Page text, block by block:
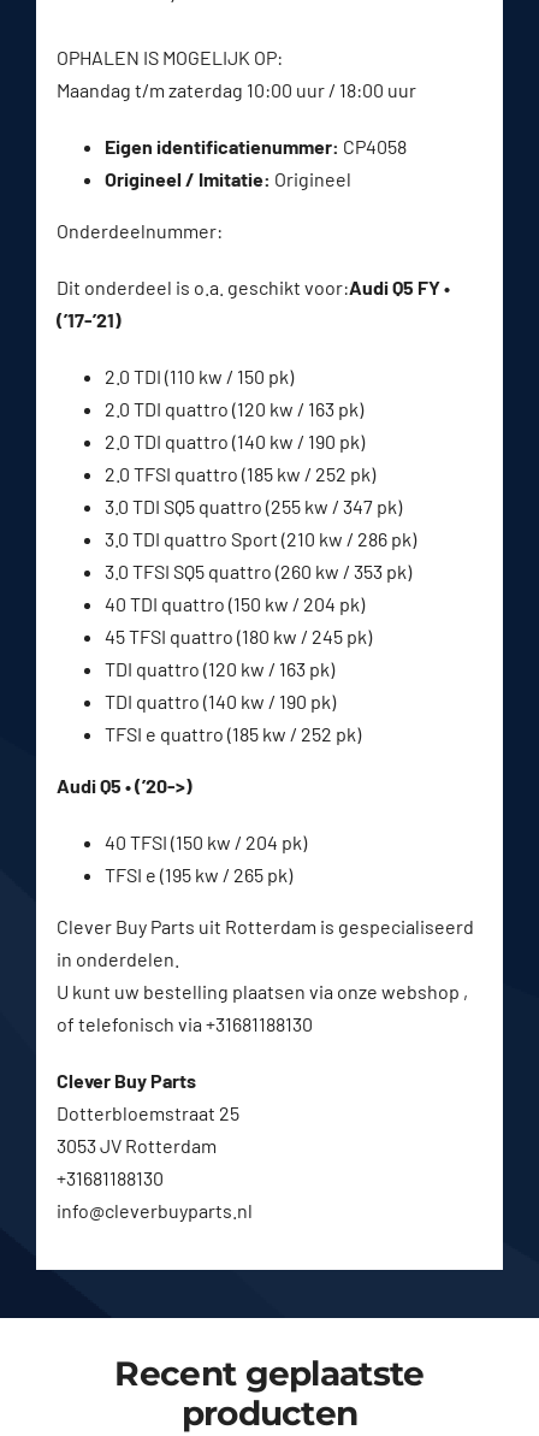
OPHALEN IS MOGELIJK OP:
Maandag t/m zaterdag 10:00 uur / 18:00 uur
Eigen identificatienummer: CP4058
Origineel / Imitatie: Origineel
Onderdeelnummer:
Dit onderdeel is o.a. geschikt voor:Audi Q5 FY •
(’17-’21)
2.0 TDI (110 kw / 150 pk)
2.0 TDI quattro (120 kw / 163 pk)
2.0 TDI quattro (140 kw / 190 pk)
2.0 TFSI quattro (185 kw / 252 pk)
3.0 TDI SQ5 quattro (255 kw / 347 pk)
3.0 TDI quattro Sport (210 kw / 286 pk)
3.0 TFSI SQ5 quattro (260 kw / 353 pk)
40 TDI quattro (150 kw / 204 pk)
45 TFSI quattro (180 kw / 245 pk)
TDI quattro (120 kw / 163 pk)
TDI quattro (140 kw / 190 pk)
TFSI e quattro (185 kw / 252 pk)
Audi Q5 • (’20->)
40 TFSI (150 kw / 204 pk)
TFSI e (195 kw / 265 pk)
Clever Buy Parts uit Rotterdam is gespecialiseerd
in onderdelen.
U kunt uw bestelling plaatsen via onze webshop ,
of telefonisch via +31681188130
Clever Buy Parts
Dotterbloemstraat 25
3053 JV Rotterdam
+31681188130
info@cleverbuyparts.nl
Recent geplaatste
producten